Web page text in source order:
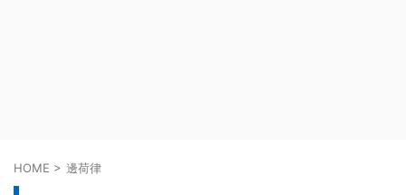
HOME > 邊荷律